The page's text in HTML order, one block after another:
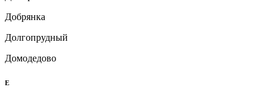
Добрянка
Долгопрудный
Домодедово
Е